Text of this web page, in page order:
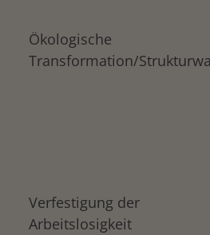
Ökologische
Transformation/
Verfestigung der
Arbeitslosigkeit